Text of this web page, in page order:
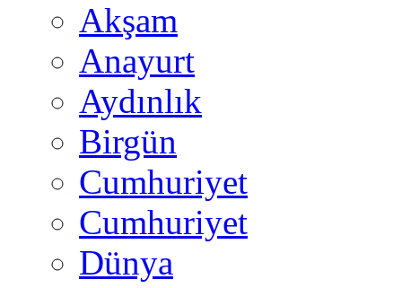
Akşam
Anayurt
Aydınlık
Birgün
Cumhuriyet
Cumhuriyet
Dünya